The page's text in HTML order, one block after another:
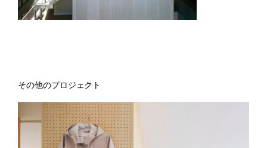
その他のプロジェクト